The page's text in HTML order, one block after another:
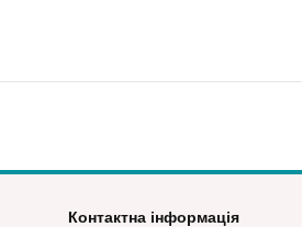
Контактна інформація